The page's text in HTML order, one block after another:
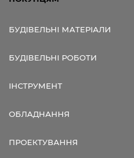
БУДІВЕЛЬНІ МАТЕРІАЛИ
БУДІВЕЛЬНІ РОБОТИ
ІНСТРУМЕНТ
ОБЛАДНАННЯ
ПРОЕКТУВАННЯ